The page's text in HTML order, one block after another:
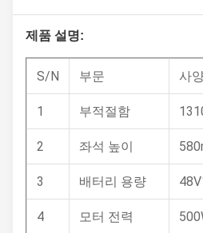
제품 설명:
S/N 부문 사
1 부적절함
2 좌석 높이
3 배터리 용량
4 모터 전력